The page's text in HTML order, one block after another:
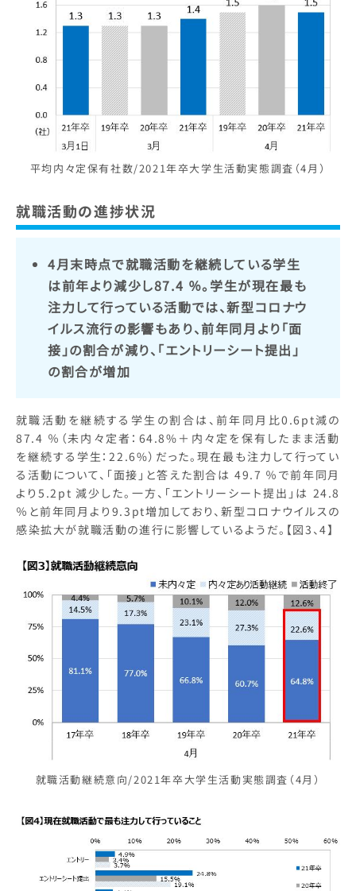
平均内々定保有社数/2021年卒大学生活動実態調査（4月）
就職活動の進捗状況
4月末時点で就職活動を継続している学生
は前年より減少し87.4 ％。学生が現在最も
注力して行っている活動では、新型コロナウ
イルス流行の影響もあり、前年同月より「面
接」の割合が減り、「エントリーシート提出」
の割合が増加
就職活動を継続する学生の割合は、前年同月比0.6pt減の
87.4 ％（未内々定者：64.8%＋内々定を保有したまま活動
を継続する学生：22.6%）だった。現在最も注力して行ってい
る活動について、「面接」と答えた割合は 49.7 ％で前年同月
より5.2pt 減少した。一方、「エントリーシート提出」は 24.8
％と前年同月より9.3pt増加しており、新型コロナウイルスの
感染拡大が就職活動の進行に影響しているようだ。【図3、4】
就職活動継続意向/2021年卒大学生活動実態調査（4月）